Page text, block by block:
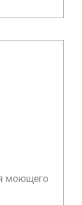
моющего